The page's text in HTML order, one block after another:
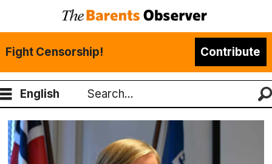
Fight Censorship! Contribute
English
Search